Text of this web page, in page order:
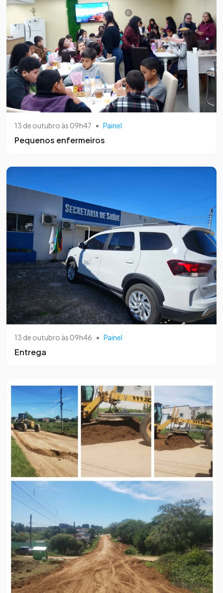
13 de outubro às 09h47 • Painel
Pequenos enfermeiros
13 de outubro às 09h46 • Painel
Entrega